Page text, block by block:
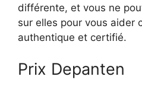
différente, et vous ne
sur elles pour vous aider
authentique et certifié.
Prix Depanten